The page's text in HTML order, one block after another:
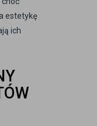
estetykę
ich